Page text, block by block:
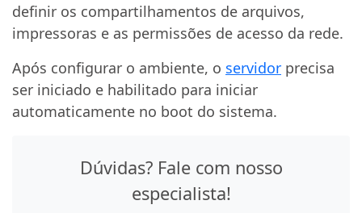
definir os compartilhamentos de arquivos,
impressoras e as permissões de acesso da rede.
Após configurar o ambiente, o servidor precisa
ser iniciado e habilitado para iniciar
automaticamente no boot do sistema.
Dúvidas? Fale com nosso
especialista!